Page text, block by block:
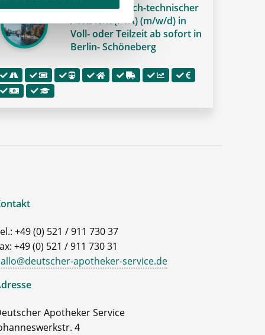
Pharmazeutisch-technischer
Assistent (PTA) (m/w/d) in
Voll- oder Teilzeit ab sofort in
Berlin- Schöneberg
+49 (0) 521 / 911 730 37
+49 (0) 521 / 911 730 31
apotheker-service.de
Apotheker Service
4